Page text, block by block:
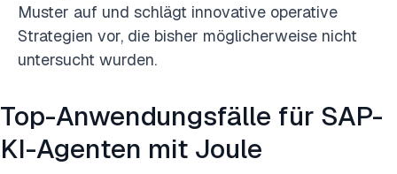
Muster auf und schlägt innovative operative
Strategien vor, die bisher möglicherweise nicht
untersucht wurden.
Top-Anwendungsfälle für SAP-
KI-Agenten mit Joule